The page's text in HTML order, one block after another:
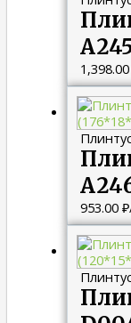
1,398.00
953.00 ₽